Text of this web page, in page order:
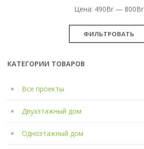
ФИЛЬТРОВАТЬ
Цена: 490Br— 800Br
КАТЕГОРИИ ТОВАРОВ
Все проекты
Двухэтажный дом
Одноэтажный дом